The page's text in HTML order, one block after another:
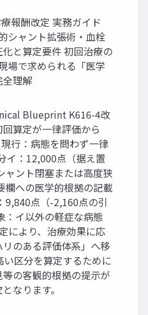
報酬改定 実務ガイド
シャント拡張術・血栓
と算定要件 初回治療の
場で求められる「医学
全理解
Blueprint K616-4改
算定が一律評価から
現行：病態を問わず一律
イ：12,000点（据え置
ャント閉塞または高度狭
欄への医学的根拠の記載
9,840点（-2,160点の引
：イ以外の軽症な病態
により、治療効果に応
リのある評価体系」へ移
い区分を算定するために
の客観的根拠の提示が
なります。